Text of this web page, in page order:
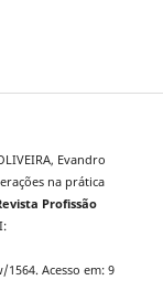
Evandro
na prática
Profissão
Acesso em: 9